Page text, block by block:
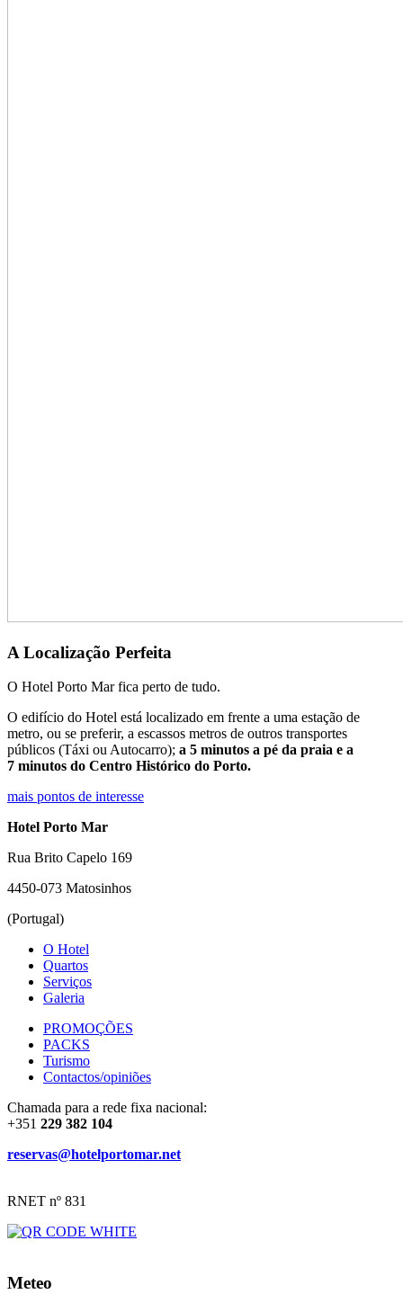
A Localização Perfeita
O Hotel Porto Mar fica perto de tudo.
O edifício do Hotel está localizado em frente a uma estação de
metro, ou se preferir, a escassos metros de outros transportes
públicos (Táxi ou Autocarro); a 5 minutos a pé da praia e a
7 minutos do Centro Histórico do Porto.
mais pontos de interesse
Hotel Porto Mar
Rua Brito Capelo 169
4450-073 Matosinhos
(Portugal)
O Hotel
Quartos
Serviços
Galeria
PROMOÇÕES
PACKS
Turismo
Contactos/opiniões
Chamada para a rede fixa nacional:
+351 229 382 104
reservas@hotelportomar.net
RNET nº 831
Meteo